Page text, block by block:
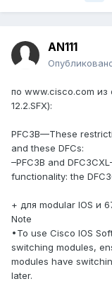
AN111
по www.cisco.com из
12.2.SFX):
PFC3B—These
and these DFCs:
–PFC3B and
functionality: the
+ для modular IOS и
Note
•To use Cisco IOS
switching modules,
modules have
later.